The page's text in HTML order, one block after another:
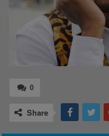
0
Share